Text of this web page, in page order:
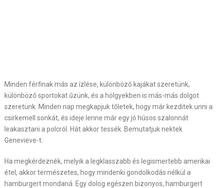
Minden férfinak más az ízlése, különböző kajákat szeretünk,
különböző sportokat űzünk, és a hölgyekben is más-más dolgot
szeretünk. Minden nap megkapjuk tőletek, hogy már kezditek unni a
csirkemell sonkát, és ideje lenne már egy jó húsos szalonnát
leakasztani a polcról. Hát akkor tessék. Bemutatjuk nektek
Genevieve-t.
Ha megkérdeznék, melyik a legklasszabb és legismertebb amerikai
étel, akkor természetes, hogy mindenki gondolkodás nélkül a
hamburgert mondaná. Egy dolog egészen bizonyos, hamburgert